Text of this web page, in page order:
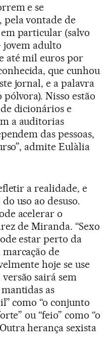
e se
vontade de
particular (salvo
jovem adulto
até mil euros por
que cunhou
jornal, e a palavra
Nisso estão
dicionários e
a auditorias
das pessoas,
admite Eulàlia
a realidade, e
uso ao desuso.
acelerar o
de Miranda. “Sexo
estar perto da
de
hoje se use
sairá sem
as
como “o conjunto
ou “feio” como “o
herança sexista